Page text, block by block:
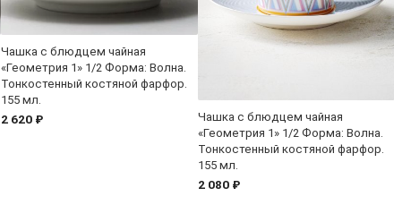
Чашка с блюдцем чайная
«Геометрия 1» 1/2 Форма: Волна.
Тонкостенный костяной фарфор.
155 мл.
2 620 ₽
Чашка с блюдцем чайная
«Геометрия 1» 1/2 Форма: Волна.
Тонкостенный костяной фарфор.
155 мл.
2 080 ₽